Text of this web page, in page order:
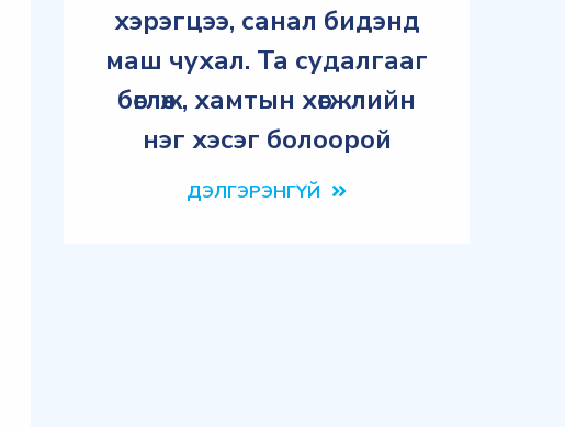
хэрэгцээ, санал бидэнд
маш чухал. Та судалгааг
бөглөж, хамтын хөгжлийн
нэг хэсэг болоорой
ДЭЛГЭРЭНГҮЙ